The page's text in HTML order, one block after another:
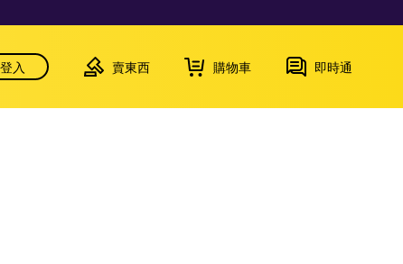
登入 賣東西 購物車 即時通